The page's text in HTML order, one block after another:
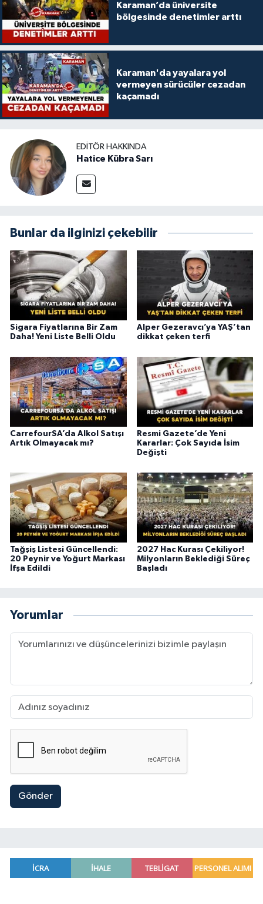
Karaman’da üniversite
bölgesinde denetimler arttı
Karaman'da yayalara yol
vermeyen sürücüler cezadan
kaçamadı
EDITÖR HAKKINDA
Hatice Kübra Sarı
Bunlar da ilginizi çekebilir
Sigara Fiyatlarına Bir Zam
Daha! Yeni Liste Belli Oldu
Alper Gezeravcı’ya YAŞ’tan
dikkat çeken terfi
CarrefourSA’da Alkol Satışı
Artık Olmayacak mı?
Resmi Gazete’de Yeni
Kararlar: Çok Sayıda İsim
Değişti
Tağşiş Listesi Güncellendi:
20 Peynir ve Yoğurt Markası
İfşa Edildi
2027 Hac Kurası Çekiliyor!
Milyonların Beklediği Süreç
Başladı
Yorumlar
Gönder